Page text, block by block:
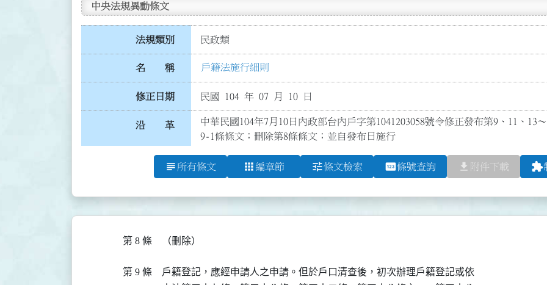
中央法規異動條文
法規類別 民政類
名 稱 戶籍法施行細則
修正日期 民國 104 年 07 月 10 日
沿 革
中華民國104年7月10日內政部台內戶字第1041203058號令修正發布第9、11、13
9-1條條文；刪除第8條條文；並自發布日施行
subject 所有條文 apps 編章節 tune條文檢索 pin條號查詢 file_download 附件下載 extension
第 8 條 （刪除）
第 9 條
戶籍登記，應經申請人之申請。但於戶口清查後，初次辦理戶籍登記或依